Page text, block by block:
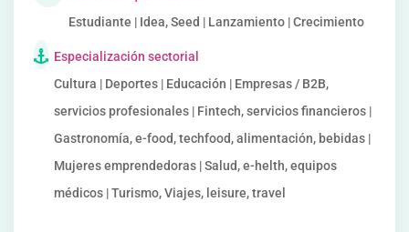
Estudiante | Idea, Seed | Lanzamiento | Crecimiento
Especialización sectorial
Cultura | Deportes | Educación | Empresas / B2B,
servicios profesionales | Fintech, servicios financieros |
Gastronomía, e-food, techfood, alimentación, bebidas |
Mujeres emprendedoras | Salud, e-helth, equipos
médicos | Turismo, Viajes, leisure, travel